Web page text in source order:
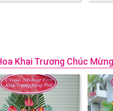
Khai Trương Chúc